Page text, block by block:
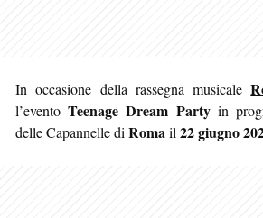
In occasione della rassegna musicale
l’eventoTeenage Dream Partyin
delle Capannelle di Romail 22 giugno